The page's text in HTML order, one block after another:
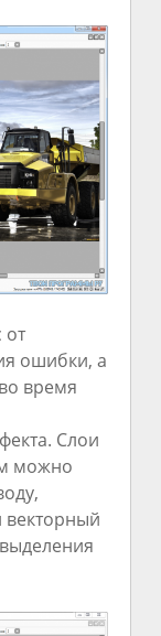
от
ошибки, а
время
Слои
можно
векторный